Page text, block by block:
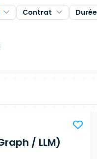
Contrat Durée
/ LLM)